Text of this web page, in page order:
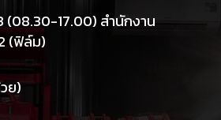
17.00) สำนักงาน
ฟิล์ม)
ย)